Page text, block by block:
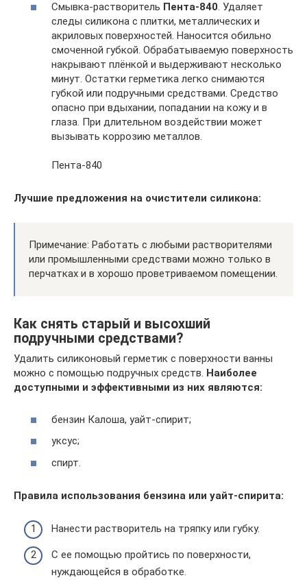
Смывка-растворитель Пента-840. Удаляет
следы силикона с плитки, металлических и
акриловых поверхностей. Наносится обильно
смоченной губкой. Обрабатываемую поверхность
накрывают плёнкой и выдерживают несколько
минут. Остатки герметика легко снимаются
губкой или подручными средствами. Средство
опасно при вдыхании, попадании на кожу и в
глаза. При длительном воздействии может
вызывать коррозию металлов.
Пента-840
Лучшие предложения на очистители силикона:
Примечание: Работать с любыми растворителями
или промышленными средствами можно только в
перчатках и в хорошо проветриваемом помещении.
Как снять старый и высохший
подручными средствами?
Удалить силиконовый герметик с поверхности ванны
можно с помощью подручных средств. Наиболее
доступными и эффективными из них являются:
бензин Калоша, уайт-спирит;
уксус;
спирт.
Правила использования бензина или уайт-спирита:
Нанести растворитель на тряпку или губку.
С ее помощью пройтись по поверхности,
нуждающейся в обработке.